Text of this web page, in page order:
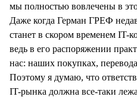
мы полностью вовлечены в
Даже когда Герман ГРЕФ
станет в скором временем IT-
ведь в его распоряжении
нас: наших покупках,
Поэтому я думаю, что
IT-рынка должна все-таки